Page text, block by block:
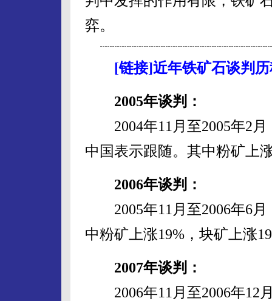
弈。
[链接]近年铁矿石谈判
2005年谈判：
2004年11月至2005年2月
中国表示跟随。其中粉矿上
2006年谈判：
2005年11月至2006年6月
中粉矿上涨19%，块矿上涨
2007年谈判：
2006年11月至2006年12